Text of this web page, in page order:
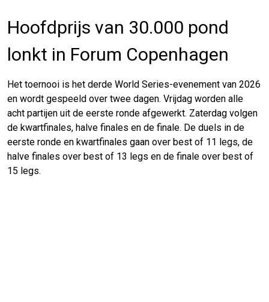
Hoofdprijs van 30.000 pond
lonkt in Forum Copenhagen
Het toernooi is het derde World Series-evenement van 2026
en wordt gespeeld over twee dagen. Vrijdag worden alle
acht partijen uit de eerste ronde afgewerkt. Zaterdag volgen
de kwartfinales, halve finales en de finale. De duels in de
eerste ronde en kwartfinales gaan over best of 11 legs, de
halve finales over best of 13 legs en de finale over best of
15 legs.